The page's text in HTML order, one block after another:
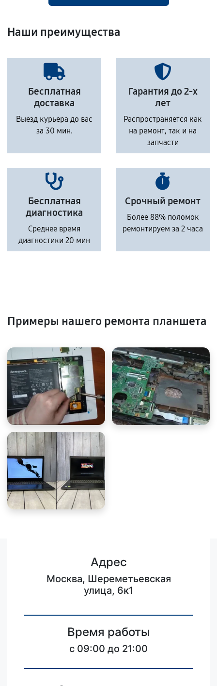
Наши преимущества
Бесплатная
доставка
Выезд курьера до вас
за 30 мин.
Гарантия до 2-х
лет
Распространяется как
на ремонт, так и на
запчасти
Бесплатная
диагностика
Среднее время
диагностики 20 мин
Срочный ремонт
Более 88% поломок
ремонтируем за 2 часа
Примеры нашего ремонта планшета
Адрес
Москва, Шереметьевская
улица, 6к1
Время работы
c 09:00 до 21:00